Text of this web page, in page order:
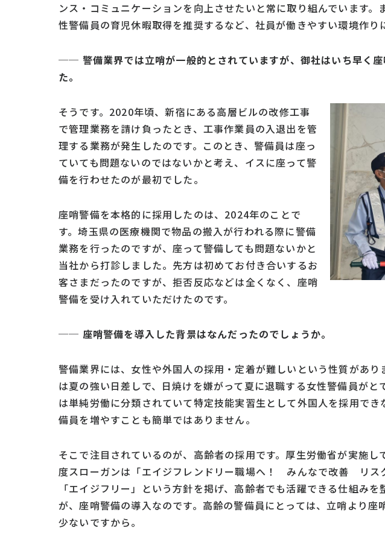
ンス・コミュニケーションを向上させたいと常に取り組んでいます
性警備員の育児休暇取得を推奨するなど、社員が働きやすい環境作り
── 警備業界では立哨が一般的とされていますが、御社はいち早く
た。
そうです。2020年頃、新宿にある高層ビルの改修工事
で管理業務を請け負ったとき、工事作業員の入退出を管
理する業務が発生したのです。このとき、警備員は座っ
ていても問題ないのではないかと考え、イスに座って警
備を行わせたのが最初でした。
座哨警備を本格的に採用したのは、2024年のことで
す。埼玉県の医療機関で物品の搬入が行われる際に警備
業務を行ったのですが、座って警備しても問題ないかと
当社から打診しました。先方は初めてお付き合いするお
客さまだったのですが、拒否反応などは全くなく、座哨
警備を受け入れていただけたのです。
── 座哨警備を導入した背景はなんだったのでしょうか。
警備業界には、女性や外国人の採用・定着が難しいという性質があり
は夏の強い日差しで、日焼けを嫌がって夏に退職する女性警備員がと
は単純労働に分類されていて特定技能実習生として外国人を採用で
備員を増やすことも簡単ではありません。
そこで注目されているのが、高齢者の採用です。厚生労働省が実施
度スローガンは「エイジフレンドリー職場へ！ みんなで改善 リス
「エイジフリー」という方針を掲げ、高齢者でも活躍できる仕組み
が、座哨警備の導入なのです。高齢の警備員にとっては、立哨より座
少ないですから。